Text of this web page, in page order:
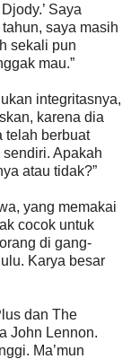
Saya
saya masih
sekali pun
mau.”
integritasnya,
karena dia
telah berbuat
Apakah
atau tidak?”
yang memakai
cocok untuk
di gang-
Karya besar
dan The
John Lennon.
Ma’mun